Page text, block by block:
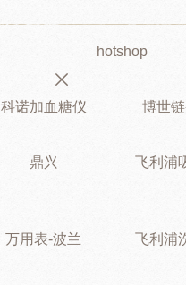
hotshop
科诺加血糖仪 博世
鼎兴 飞利浦
万用表-波兰 飞利浦